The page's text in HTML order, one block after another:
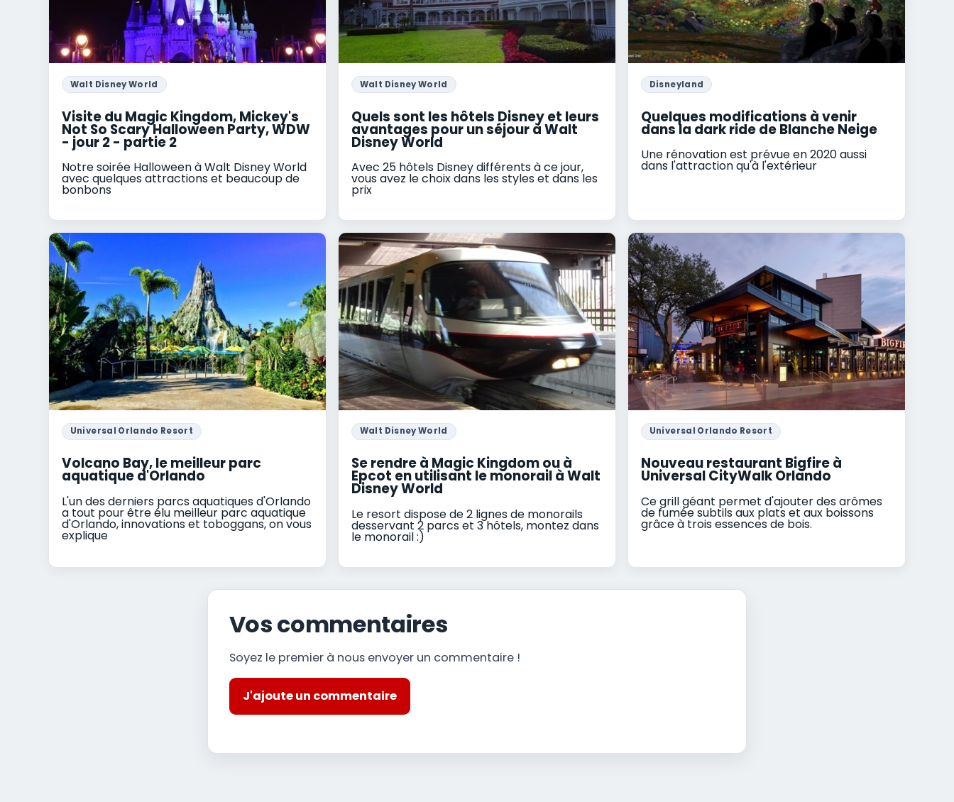
Walt Disney World
Visite du Magic Kingdom, Mickey's
Not So Scary Halloween Party, WDW
- jour 2 - partie 2
Notre soirée Halloween à Walt Disney World
avec quelques attractions et beaucoup de
bonbons
Walt Disney World
Quels sont les hôtels Disney et leurs
avantages pour un séjour à Walt
Disney World
Avec 25 hôtels Disney différents à ce jour,
vous avez le choix dans les styles et dans les
prix
Disneyland
Quelques modifications à venir
dans la dark ride de Blanche Neige
Une rénovation est prévue en 2020 aussi
dans l'attraction qu'à l'extérieur
Universal Orlando Resort
Volcano Bay, le meilleur parc
aquatique d'Orlando
L'un des derniers parcs aquatiques d'Orlando
a tout pour être élu meilleur parc aquatique
d'Orlando, innovations et toboggans, on vous
explique
Walt Disney World
Se rendre à Magic Kingdom ou à
Epcot en utilisant le monorail à Walt
Disney World
Le resort dispose de 2 lignes de monorails
desservant 2 parcs et 3 hôtels, montez dans
le monorail :)
Universal Orlando Resort
Nouveau restaurant Bigfire à
Universal CityWalk Orlando
Ce grill géant permet d'ajouter des arômes
de fumée subtils aux plats et aux boissons
grâce à trois essences de bois.
Vos commentaires
Soyez le premier à nous envoyer un commentaire !
J'ajoute un commentaire